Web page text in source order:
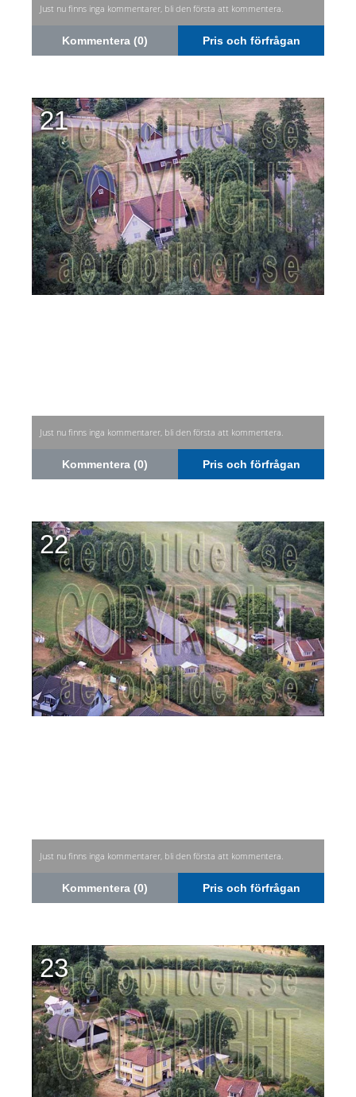
Just nu finns inga kommentarer, bli den första att kommentera.
Kommentera (0) Pris och förfrågan
21
Just nu finns inga kommentarer, bli den första att kommentera.
Kommentera (0) Pris och förfrågan
22
Just nu finns inga kommentarer, bli den första att kommentera.
Kommentera (0) Pris och förfrågan
23